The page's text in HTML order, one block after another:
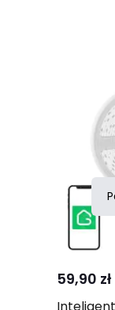
59,90 zł